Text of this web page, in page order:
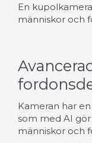
En
människor och
Kameran har
som med AI
människor och